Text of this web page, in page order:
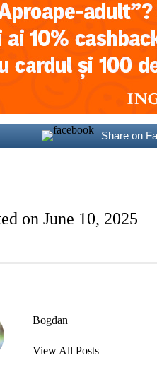
Share on
on June 10, 2025
Bogdan
View All Posts